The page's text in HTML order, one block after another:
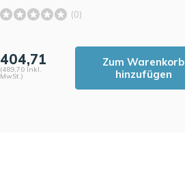
(0)
404,71
(489,70 Inkl.
MwSt.)
Zum Warenkorb
hinzufügen